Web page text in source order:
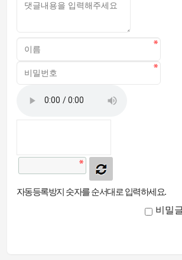
자동등록방지 숫자를 순서대로 입력하세요.
비밀